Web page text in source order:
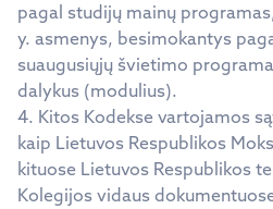
pagal studijų mainų
y. asmenys, besimokantys
suaugusiųjų švietimo
dalykus (modulius).
4. Kitos Kodekse vartojamos
kaip Lietuvos Respublikos
kituose Lietuvos Respublikos
Kolegijos vidaus